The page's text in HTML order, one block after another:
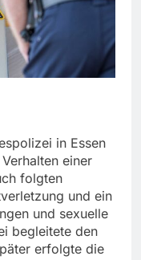
in Essen
einer
folgten
und ein
und sexuelle
begleitete den
erfolgte die